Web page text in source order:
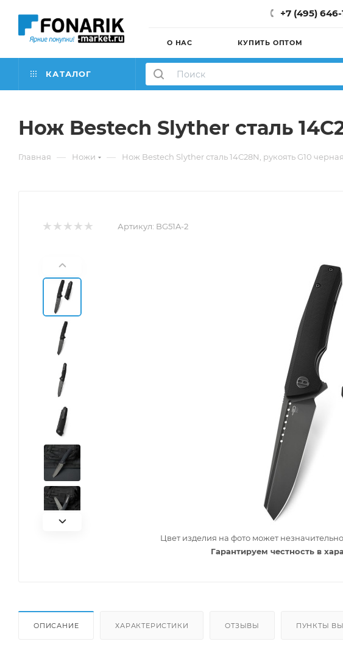
+7 (495)
О НАС КУПИТЬ ОПТОМ
КАТАЛОГ
Нож Bestech Slyther сталь
Главная — Ножи — Нож Bestech Slyther сталь 14C28N, рукоять G10 черная
Артикул: BG51A-2
Цвет изделия на фото может
Гарантируем честность в
ОПИСАНИЕ ХАРАКТЕРИСТИКИ ОТЗЫВЫ ПУНКТЫ